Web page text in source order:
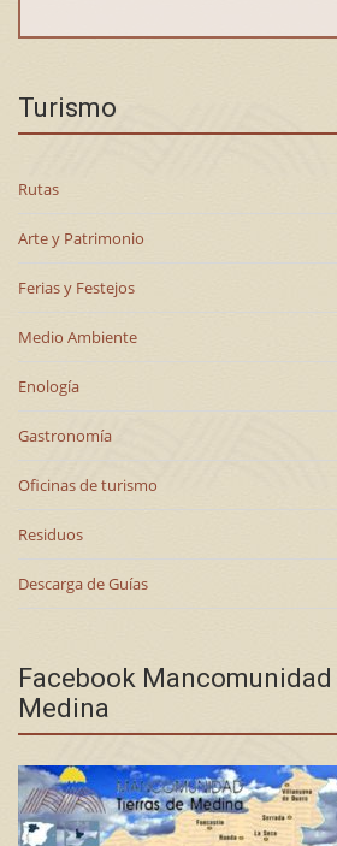
Turismo
Rutas
Arte y Patrimonio
Ferias y Festejos
Medio Ambiente
Enología
Gastronomía
Oficinas de turismo
Residuos
Descarga de Guías
Facebook
Medina